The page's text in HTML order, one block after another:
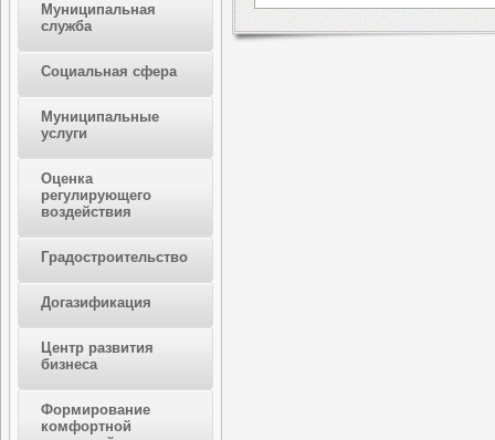
Муниципальная
служба
Социальная сфера
Муниципальные
услуги
Оценка
регулирующего
воздействия
Градостроительство
Догазификация
Центр развития
бизнеса
Формирование
комфортной